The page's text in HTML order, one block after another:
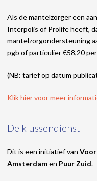
Als de mantelzorger een
Interpolis of Prolife heeft,
mantelzorgondersteuning
pgb of particulier €58,20
(NB: tarief op datum
Klik hier voor meer
De klussendienst
Dit is een initiatief van
Amsterdamen Puur Zuid.